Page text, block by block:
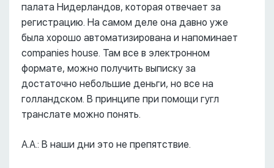
палата Нидерландов, которая отвечает за
регистрацию. На самом деле она давно уже
была хорошо автоматизирована и напоминает
companies house. Там все в электронном
формате, можно получить выписку за
достаточно небольшие деньги, но все на
голландском. В принципе при помощи гугл
транслате можно понять.
А.А.: В наши дни это не препятствие.